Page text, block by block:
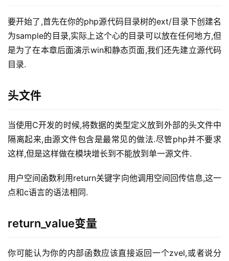
要开始了,首先在你的php源代码目录树的ext/目录下创建名
为sample的目录,实际上这个心的目录可以放在任何地方,但
是为了在本章后面演示win和静态页面,我们还先建立源代码
目录.
头文件
当使用C开发的时候,将数据的类型定义放到外部的头文件中
隔离起来,由源文件包含是最常见的做法.尽管php并不要求
这样,但是这样做在模块增长到不能放到单一源文件.
用户空间函数利用return关键字向他调用空间回传信息,这一
点和c语言的语法相同.
return_value变量
你可能认为你的内部函数应该直接返回一个zvel,或者说分